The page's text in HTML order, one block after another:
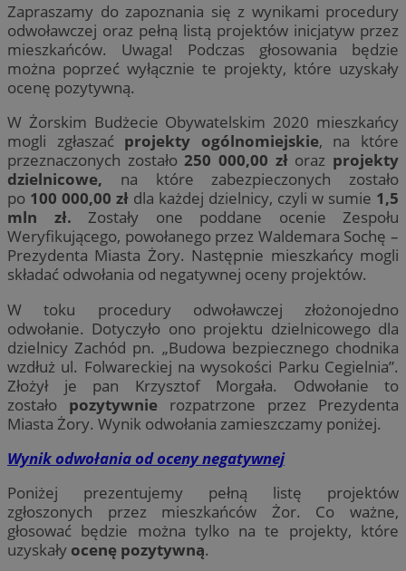
Zapraszamy do zapoznania się z wynikami procedury
odwoławczej oraz pełną listą projektów inicjatyw przez
mieszkańców. Uwaga! Podczas głosowania będzie
można poprzeć wyłącznie te projekty, które uzyskały
ocenę pozytywną.
W Żorskim Budżecie Obywatelskim 2020 mieszkańcy
mogli zgłaszać projekty ogólnomiejskie, na które
przeznaczonych zostało250 000,00 zł oraz projekty
dzielnicowe, na które zabezpieczonych zostało
po 100 000,00 zł dla każdej dzielnicy, czyli w sumie 1,5
mln zł. Zostały one poddane ocenie Zespołu
Weryfikującego, powołanego przez Waldemara Sochę –
Prezydenta Miasta Żory. Następnie mieszkańcy mogli
składać odwołania od negatywnej oceny projektów.
W toku procedury odwoławczej złożonojedno
odwołanie. Dotyczyło ono projektu dzielnicowego dla
dzielnicy Zachód pn. „Budowa bezpiecznego chodnika
wzdłuż ul. Folwareckiej na wysokości Parku Cegielnia”.
Złożył je pan Krzysztof Morgała. Odwołanie to
zostało pozytywnie rozpatrzone przez Prezydenta
Miasta Żory. Wynik odwołania zamieszczamy poniżej.
Wynik odwołania od oceny negatywnej
Poniżej prezentujemy pełną listę projektów
zgłoszonych przez mieszkańców Żor. Co ważne,
głosować będzie można tylko na te projekty, które
uzyskały ocenę pozytywną.